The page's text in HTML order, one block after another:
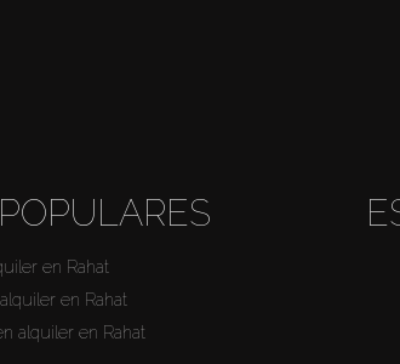
en Rahat
en Rahat
alquiler en Rahat